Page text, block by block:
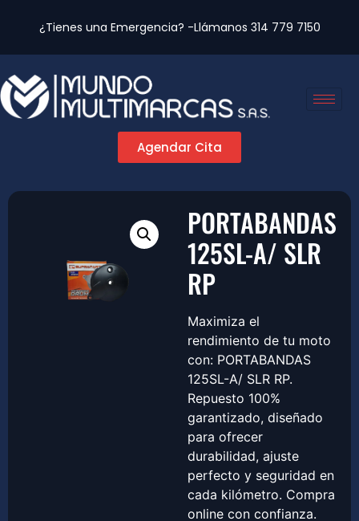
¿Tienes una Emergencia? -Llámanos 314 779 7150
Agendar Cita
PORTABANDAS
125SL-A/ SLR
RP
Maximiza el
rendimiento de tu moto
con: PORTABANDAS
125SL-A/ SLR RP.
Repuesto 100%
garantizado, diseñado
para ofrecer
durabilidad, ajuste
perfecto y seguridad en
cada kilómetro. Compra
online con confianza.